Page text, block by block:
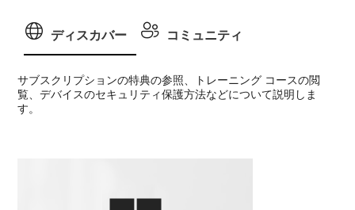
ディスカバー コミュニティ
サブスクリプションの特典の参照、トレーニング コースの閲
覧、デバイスのセキュリティ保護方法などについて説明しま
す。